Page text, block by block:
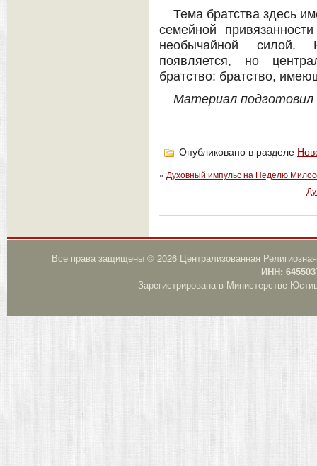
Тема братства здесь
семейной
необычайной силой.
появляется, но
братство: братство,
Материал подготовил
Опубликовано в разделе
« Духовный импульс на Неделю
Все права защищены © 2026 Централизованная
ИНН:
Зарегистрирована в Министерстве